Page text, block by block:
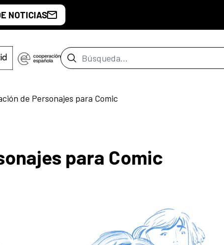
NOTICIAS
Barra de búsqueda
de Personajes para Comic
para Comic